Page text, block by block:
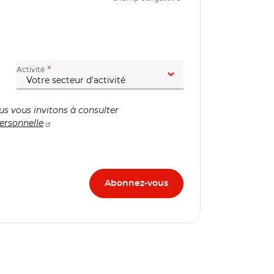
Activité (champ obligatoire)
vous invitons à consulter